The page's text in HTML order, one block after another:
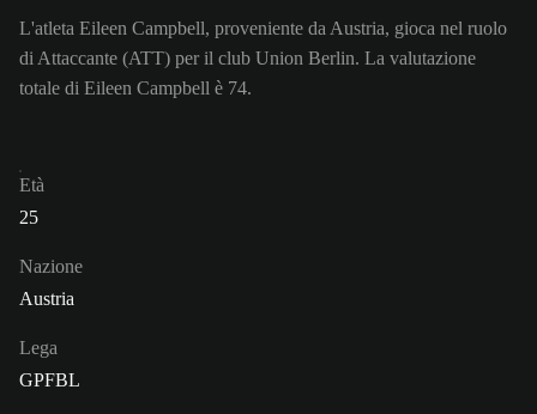
L'atleta Eileen Campbell, proveniente da Austria, gioca nel ruolo
di Attaccante (ATT) per il club Union Berlin. La valutazione
totale di Eileen Campbell è 74.
Età
25
Nazione
Austria
Lega
GPFBL